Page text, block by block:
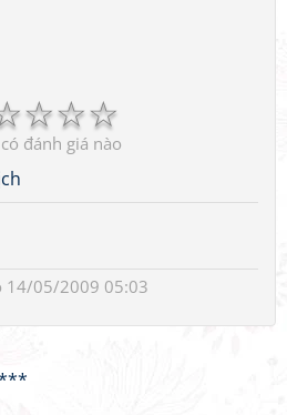
☆
☆
☆
đánh giá nào
14/05/2009 05:03